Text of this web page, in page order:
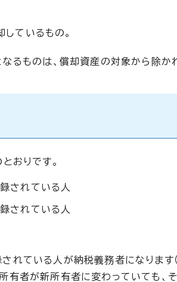
ているもの。
るものは、償却資産の対象から除か
おりです。
されている人
されている人
れている人が納税義務者になります
有者が新所有者に変わっていても、